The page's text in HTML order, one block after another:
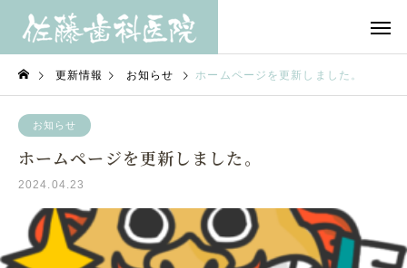
更新情報 お知らせ ホームページを更新しました。
お知らせ
ホームページを更新しました。
2024.04.23